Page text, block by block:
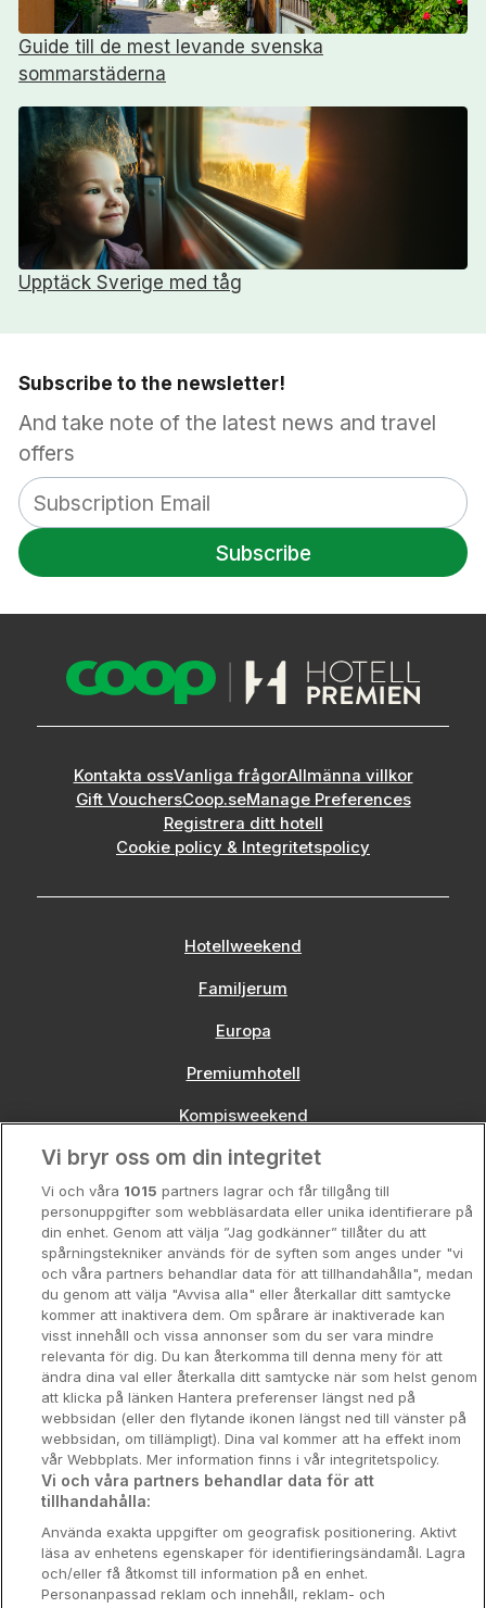
Guide till de mest levande svenska
sommarstäderna
Upptäck Sverige med tåg
Subscribe to the newsletter!
And take note of the latest news and travel
offers
Subscribe
Kontakta ossVanliga frågorAllmänna villkor
Gift VouchersCoop.seManage Preferences
Registrera ditt hotell
Cookie policy & Integritetspolicy
Hotellweekend
Familjerum
Europa
Premiumhotell
Kompisweekend
Storstadsweekend
Hotellrum under 995 kr
Spahotell
Sydsverige
Om Hotellpremien
Nya hotell
Stadsweekend
Booking Enquiries:
Hotellsupport:scandinavian@digibreaks.com
Vi bryr oss om din integritet
Vi och våra 1015 partners lagrar och får tillgång till
personuppgifter som webbläsardata eller unika identifierare på
din enhet. Genom att välja ”Jag godkänner” tillåter du att
spårningstekniker används för de syften som anges under "vi
och våra partners behandlar data för att tillhandahålla", medan
du genom att välja "Avvisa alla" eller återkallar ditt samtycke
kommer att inaktivera dem. Om spårare är inaktiverade kan
visst innehåll och vissa annonser som du ser vara mindre
relevanta för dig. Du kan återkomma till denna meny för att
ändra dina val eller återkalla ditt samtycke när som helst genom
att klicka på länken Hantera preferenser längst ned på
webbsidan (eller den flytande ikonen längst ned till vänster på
webbsidan, om tillämpligt). Dina val kommer att ha effekt inom
vår Webbplats. Mer information finns i vår integritetspolicy.
Vi och våra partners behandlar data för att
tillhandahålla:
Använda exakta uppgifter om geografisk positionering. Aktivt
läsa av enhetens egenskaper för identifieringsändamål. Lagra
och/eller få åtkomst till information på en enhet.
Personanpassad reklam och innehåll, reklam- och